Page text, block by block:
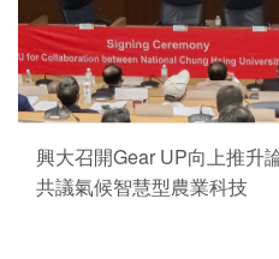
興大召開Gear UP向上推升
共議氣候智慧型農業科技